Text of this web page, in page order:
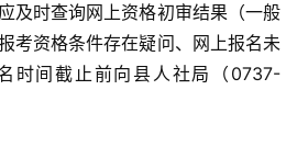
及时查询网上资格初审结果（一般
考资格条件存在疑问、网上报名未
时间截止前向县人社局（0737-